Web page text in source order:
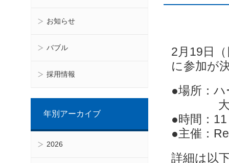
お知らせ
バブル
採用情報
年別アーカイブ
2026
2月19日
に参加が
●場所：
大阪府
●時間：
●主催：
詳細は以